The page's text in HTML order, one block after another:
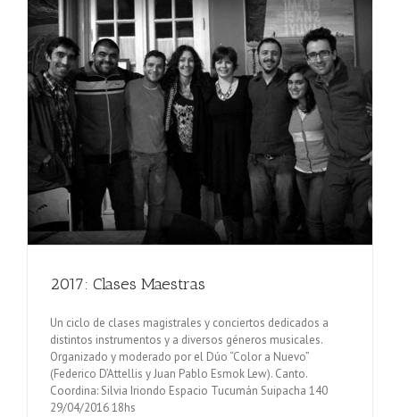
2017: Clases Maestras
Un ciclo de clases magistrales y conciertos dedicados a
distintos instrumentos y a diversos géneros musicales.
Organizado y moderado por el Dúo “Color a Nuevo”
(Federico D’Attellis y Juan Pablo Esmok Lew). Canto.
Coordina: Silvia Iriondo Espacio Tucumán Suipacha 140
29/04/2016 18hs